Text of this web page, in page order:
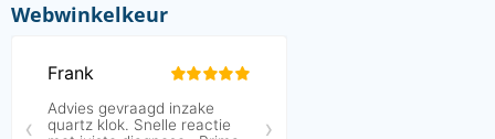
Webwinkelkeur